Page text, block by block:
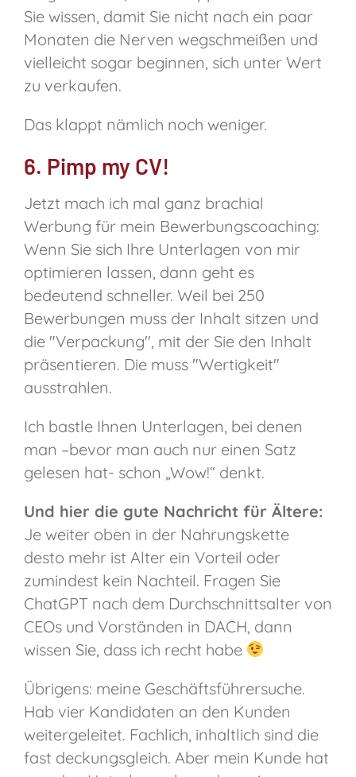
Sie wissen, damit Sie nicht nach ein paar
Monaten die Nerven wegschmeißen und
vielleicht sogar beginnen, sich unter Wert
zu verkaufen.
Das klappt nämlich noch weniger.
6. Pimp my CV!
Jetzt mach ich mal ganz brachial
Werbung für mein Bewerbungscoaching:
Wenn Sie sich Ihre Unterlagen von mir
optimieren lassen, dann geht es
bedeutend schneller. Weil bei 250
Bewerbungen muss der Inhalt sitzen und
die "Verpackung", mit der Sie den Inhalt
präsentieren. Die muss "Wertigkeit"
ausstrahlen.
Ich bastle Ihnen Unterlagen, bei denen
man –bevor man auch nur einen Satz
gelesen hat- schon „Wow!“ denkt.
Und hier die gute Nachricht für Ältere:
Je weiter oben in der Nahrungskette
desto mehr ist Alter ein Vorteil oder
zumindest kein Nachteil. Fragen Sie
ChatGPT nach dem Durchschnittsalter von
CEOs und Vorständen in DACH, dann
wissen Sie, dass ich recht habe
Übrigens: meine Geschäftsführersuche.
Hab vier Kandidaten an den Kunden
weitergeleitet. Fachlich, inhaltlich sind die
fast deckungsgleich. Aber mein Kunde hat